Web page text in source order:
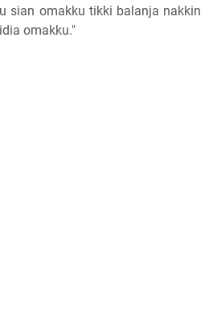
sian omakku tikki balanja nakkin
omakku."